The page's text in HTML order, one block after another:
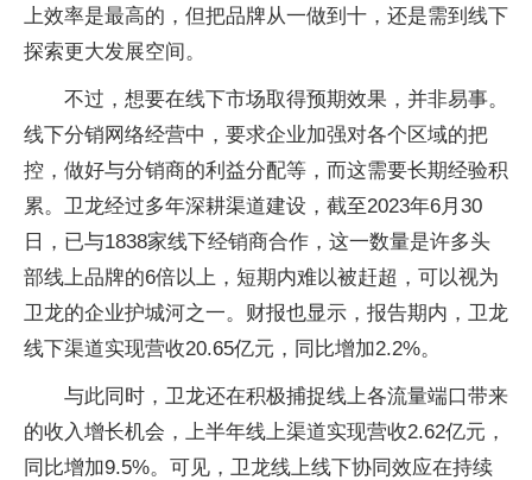
上效率是最高的，但把品牌从一做到十，还是需到线下
探索更大发展空间。
不过，想要在线下市场取得预期效果，并非易事。
线下分销网络经营中，要求企业加强对各个区域的把
控，做好与分销商的利益分配等，而这需要长期经验积
累。卫龙经过多年深耕渠道建设，截至2023年6月30
日，已与1838家线下经销商合作，这一数量是许多头
部线上品牌的6倍以上，短期内难以被赶超，可以视为
卫龙的企业护城河之一。财报也显示，报告期内，卫龙
线下渠道实现营收20.65亿元，同比增加2.2%。
与此同时，卫龙还在积极捕捉线上各流量端口带来
的收入增长机会，上半年线上渠道实现营收2.62亿元，
同比增加9.5%。可见，卫龙线上线下协同效应在持续